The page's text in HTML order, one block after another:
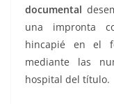
documental
una impronta
hincapié en el
mediante las
hospital del título.